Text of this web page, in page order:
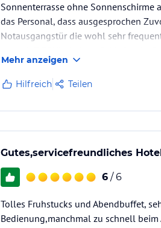
Sonnenterrasse ohne Sonnenschirme
das Personal, dass ausgesprochen
Notausgangstür die wohl sehr
Mehr anzeigen
Hilfreich Teilen
Gutes,servicefreundliches
6 / 6
Tolles Fruhstucks und Abendbuffet,
Bedienung,manchmal zu schnell